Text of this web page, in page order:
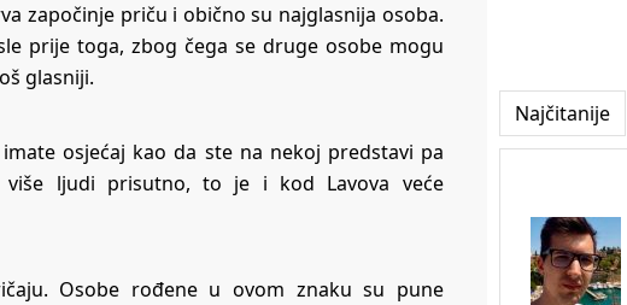
započinje priču i obično su najglasnija osoba.
prije toga, zbog čega se druge osobe mogu
glasniji.
osjećaj kao da ste na nekoj predstavi pa
ljudi prisutno, to je i kod Lavova veće
Osobe rođene u ovom znaku su pune
Najčitanije